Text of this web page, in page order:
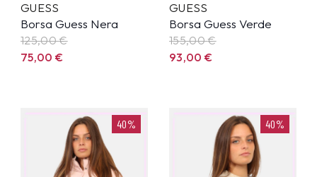
GUESS
Borsa Guess Nera
125,00€
75,00€
GUESS
Borsa Guess Verde
155,00€
93,00€
40% 40%